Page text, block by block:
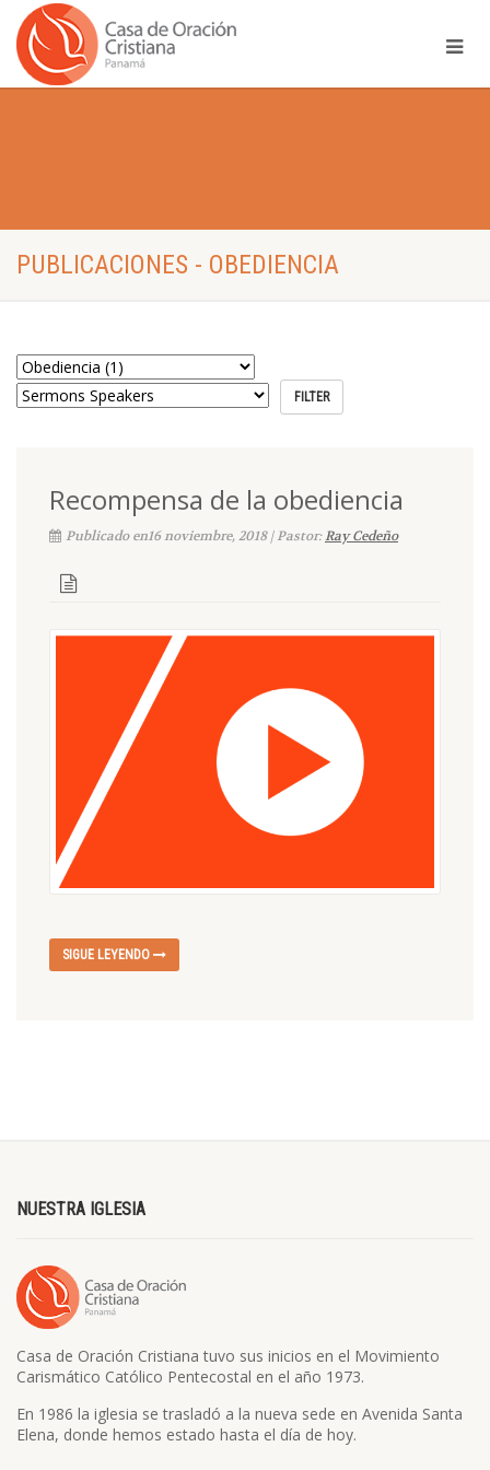
PUBLICACIONES - OBEDIENCIA
Recompensa de la obediencia
Publicado en16 noviembre, 2018 | Pastor:Ray Cedeño
SIGUE LEYENDO
NUESTRA IGLESIA
Casa de Oración Cristiana tuvo sus inicios en el Movimiento
Carismático Católico Pentecostal en el año 1973.
En 1986 la iglesia se trasladó a la nueva sede en Avenida Santa
Elena, donde hemos estado hasta el día de hoy.